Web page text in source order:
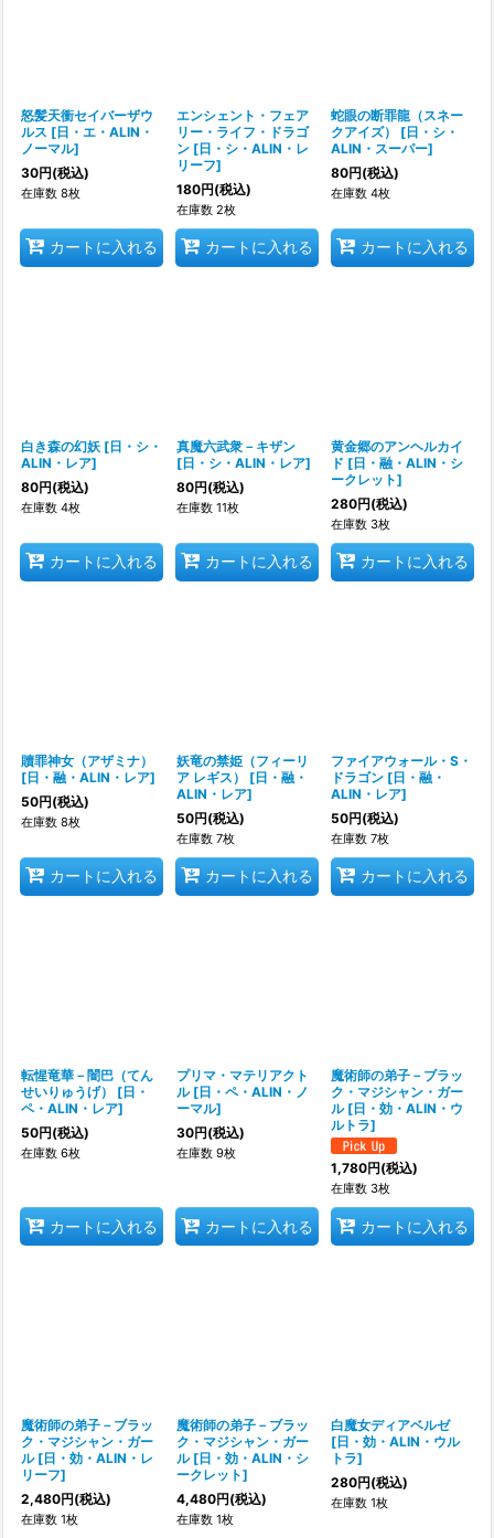
怒髪天衝セイバーザウ
ルス [日・エ・ALIN・
ノーマル]
30円(税込)
在庫数 8枚
カートに入れる
エンシェント・フェア
リー・ライフ・ドラゴ
ン [日・シ・ALIN・レ
リーフ]
180円(税込)
在庫数 2枚
カートに入れる
蛇眼の断罪龍（スネー
クアイズ）
[日・シ・
ALIN・スーパー]
80円(税込)
在庫数 4枚
カートに入れる
白き森の幻妖 [日・シ・
ALIN・レア]
80円(税込)
在庫数 4枚
カートに入れる
真魔六武衆－キザン
[日・シ・ALIN・レア]
80円(税込)
在庫数 11枚
カートに入れる
黄金郷のアンヘルカイ
ド [日・融・ALIN・シ
ークレット]
280円(税込)
在庫数 3枚
カートに入れる
贖罪神女（アザミナ）
[日・融・ALIN・レア]
50円(税込)
在庫数 8枚
カートに入れる
妖竜の禁姫（フィーリ
ア レギス）
[日・融・
ALIN・レア]
50円(税込)
在庫数 7枚
カートに入れる
ファイアウォール・S・
ドラゴン [日・融・
ALIN・レア]
50円(税込)
在庫数 7枚
カートに入れる
転惺竜華－闇巴（てん
せいりゅうげ）
[日・
ペ・ALIN・レア]
50円(税込)
在庫数 6枚
カートに入れる
プリマ・マテリアクト
ル [日・ペ・ALIN・ノ
ーマル]
30円(税込)
在庫数 9枚
カートに入れる
魔術師の弟子－ブラッ
ク・マジシャン・ガー
ル [日・効・ALIN・ウ
ルトラ]
1,780円(税込)
在庫数 3枚
カートに入れる
魔術師の弟子－ブラッ
ク・マジシャン・ガー
ル [日・効・ALIN・レ
リーフ]
2,480円(税込)
在庫数 1枚
魔術師の弟子－ブラッ
ク・マジシャン・ガー
ル [日・効・ALIN・シ
ークレット]
4,480円(税込)
在庫数 1枚
白魔女ディアベルゼ
[日・効・ALIN・ウル
トラ]
280円(税込)
在庫数 1枚